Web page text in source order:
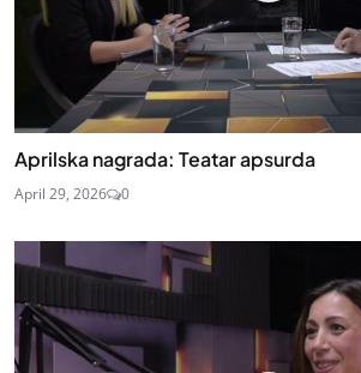
Aprilska nagrada: Teatar apsurda
April 29, 2026 0